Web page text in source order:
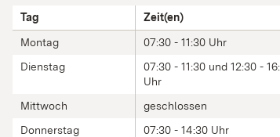
Tag Zeit(en)
Montag
07:30 - 11:30 Uhr
Dienstag
07:30 - 11:30 und 12:30 -
Uhr
Mittwoch
geschlossen
Donnerstag
07:30 - 14:30 Uhr